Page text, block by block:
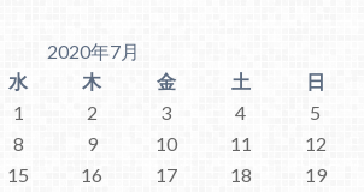
2020年7月
水 木 金 土
日
1
2 3 4
5
8 9 10 11
12
15 16 17 18
19